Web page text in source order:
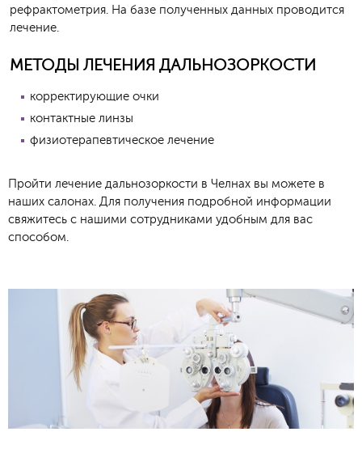
рефрактометрия. На базе полученных данных проводится
лечение.
МЕТОДЫ ЛЕЧЕНИЯ ДАЛЬНОЗОРКОСТИ
корректирующие очки
контактные линзы
физиотерапевтическое лечение
Пройти лечение дальнозоркости в Челнах вы можете в
наших салонах. Для получения подробной информации
свяжитесь с нашими сотрудниками удобным для вас
способом.